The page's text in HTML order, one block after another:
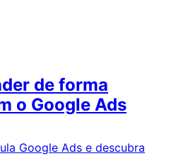
de forma
o Google Ads
Google Ads e descubra